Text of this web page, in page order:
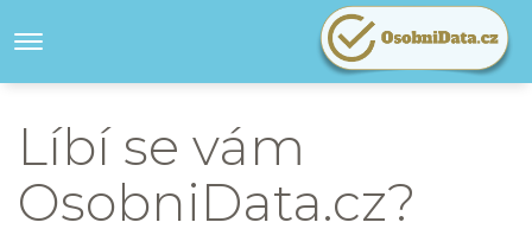
Líbí se vám
OsobniData.cz?